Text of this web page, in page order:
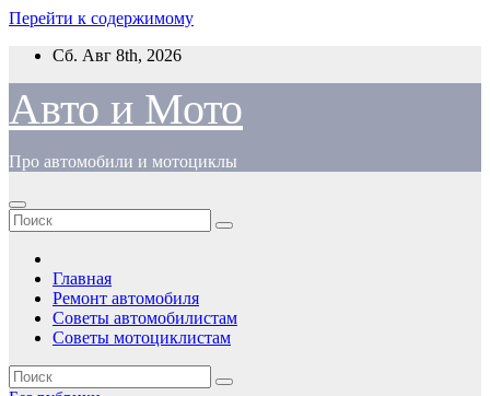
Перейти к содержимому
Сб. Авг 8th, 2026
Авто и Мото
Про автомобили и мотоциклы
Главная
Ремонт автомобиля
Советы автомобилистам
Советы мотоциклистам